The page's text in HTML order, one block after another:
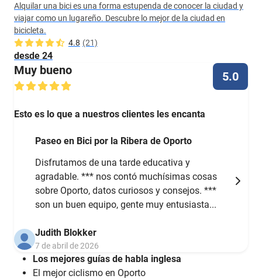
Alquilar una bici es una forma estupenda de conocer la ciudad y
viajar como un lugareño. Descubre lo mejor de la ciudad en
bicicleta.
4.8 (21)
desde 24
Muy bueno 5.0
Esto es lo que a nuestros clientes les encanta
Paseo en Bici por la Ribera de Oporto
Disfrutamos de una tarde educativa y
agradable. *** nos contó muchísimas cosas
sobre Oporto, datos curiosos y consejos. ***
son un buen equipo, gente muy entusiasta...
Judith Blokker
7 de abril de 2026
Los mejores guías de habla inglesa
El mejor ciclismo en Oporto